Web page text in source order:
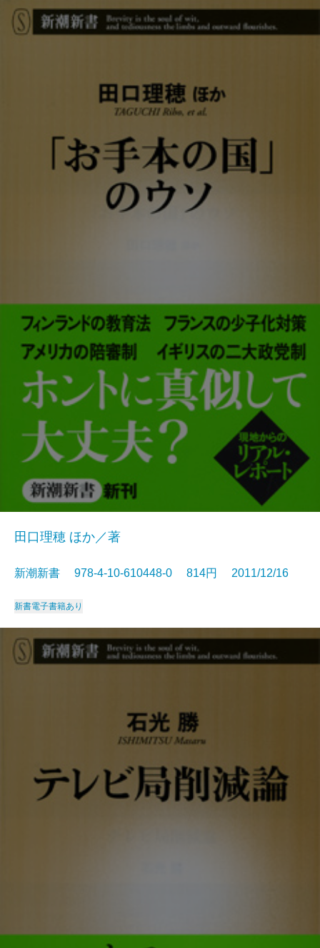
田口理穂 ほか／著
新潮新書 978-4-10-610448-0 814円 2011/12/16
新書電子書籍あり